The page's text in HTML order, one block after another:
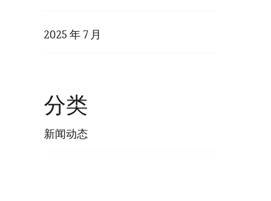
2025 年 7 月
分类
新闻动态